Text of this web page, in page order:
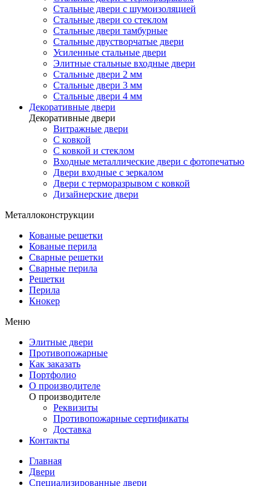
Стальные двери с шумоизоляцией
Стальные двери со стеклом
Стальные двери тамбурные
Стальные двустворчатые двери
Усиленные стальные двери
Элитные стальные входные двери
Стальные двери 2 мм
Стальные двери 3 мм
Стальные двери 4 мм
Декоративные двери
Декоративные двери
Витражные двери
С ковкой
С ковкой и стеклом
Входные металлические двери с фотопечатью
Двери входные с зеркалом
Двери с терморазрывом с ковкой
Дизайнерские двери
Металлоконструкции
Кованые решетки
Кованые перила
Сварные решетки
Сварные перила
Решетки
Перила
Кнокер
Меню
Элитные двери
Противопожарные
Как заказать
Портфолио
О производителе
О производителе
Реквизиты
Противопожарные сертификаты
Доставка
Контакты
Главная
Двери
Специализированные двери